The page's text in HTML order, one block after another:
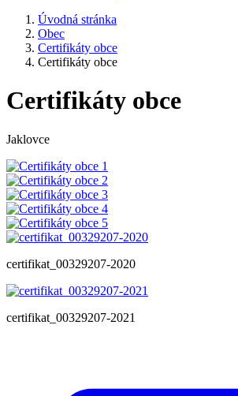
Úvodná stránka
Obec
Certifikáty obce
Certifikáty obce
Certifikáty obce
Jaklovce
certifikat_00329207-2020
certifikat_00329207-2021